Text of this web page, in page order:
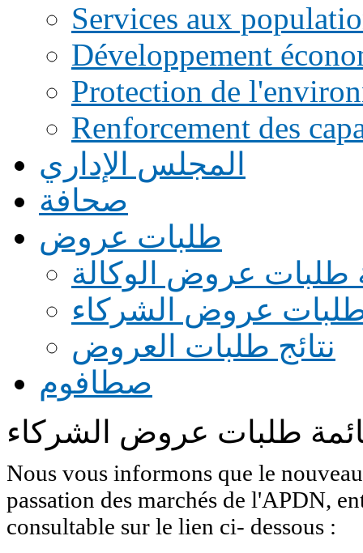
Services aux
Développement
Protection de
Renforcement des
المجلس الإداري
صحافة
طلبات عروض
طلبات عروض الوكالة
طلبات عروض الشركاء
نتائج طلبات العروض
صطافوم
طلبات عروض الشركاء
Nous vous informons que le
passation des marchés de l'APDN,
consultable sur le lien ci- dessous :